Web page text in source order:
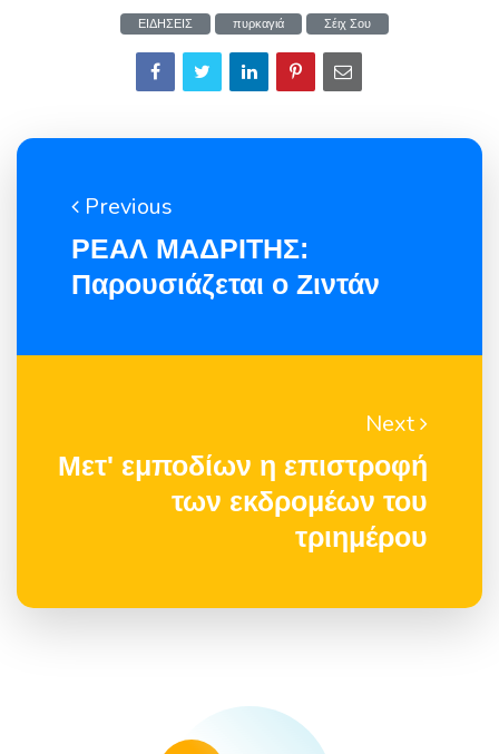
ΕΙΔΗΣΕΙΣ πυρκαγιά Σέιχ Σου
Previous
ΡΕΑΛ ΜΑΔΡΙΤΗΣ:
Παρουσιάζεται ο Ζιντάν
Next
Μετ' εμποδίων η επιστροφή
των εκδρομέων του
τριημέρου